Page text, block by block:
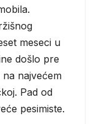
meseci u
došlo pre
najvećem
Pad od
pesimiste.